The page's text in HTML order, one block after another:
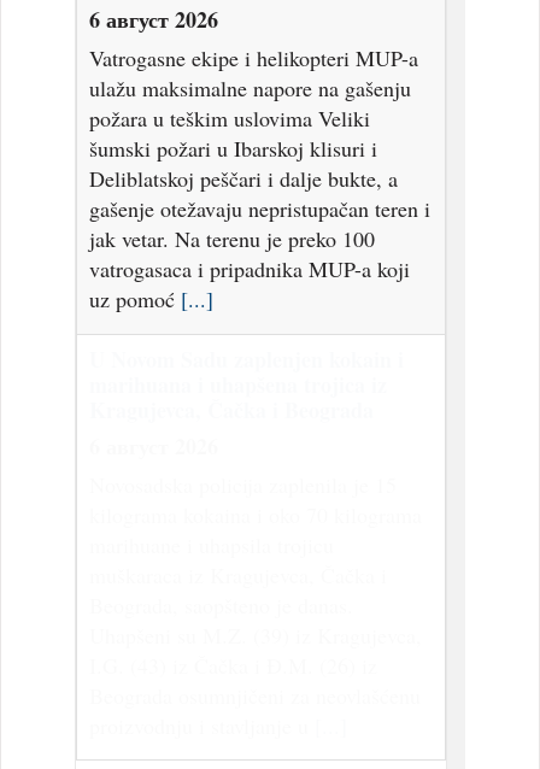
6 август 2026
Vatrogasne ekipe i helikopteri MUP-a
ulažu maksimalne napore na gašenju
požara u teškim uslovima Veliki
šumski požari u Ibarskoj klisuri i
Deliblatskoj peščari i dalje bukte, a
gašenje otežavaju nepristupačan teren i
jak vetar. Na terenu je preko 100
vatrogasaca i pripadnika MUP-a koji
uz pomoć [...]